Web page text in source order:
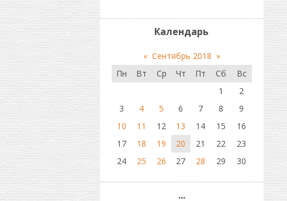
Календарь
« Сентябрь 2018 »
Пн
Вт Ср Чт Пт Сб
Вс
1
2
3
4 5 6 7 8
9
10
11 12 13 14 15
16
17
18 19 20 21 22
23
24
25 26 27 28 29 30
...